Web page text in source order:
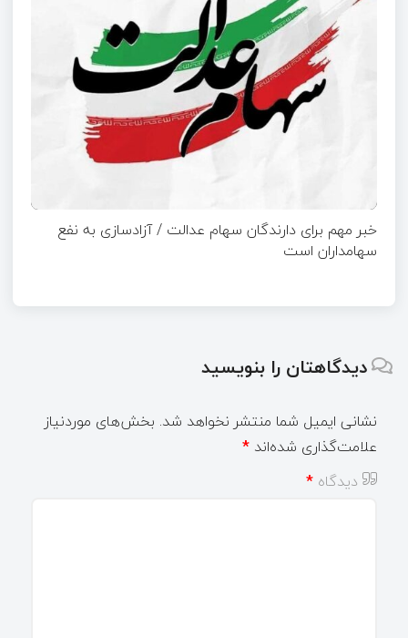
خبر مهم برای دارندگان سهام عدالت / آزادسازی به نفع
سهامداران است
دیدگاهتان را بنویسید
نشانی ایمیل شما منتشر نخواهد شد. بخش‌های موردنیاز
علامت‌گذاری شده‌اند *
دیدگاه *